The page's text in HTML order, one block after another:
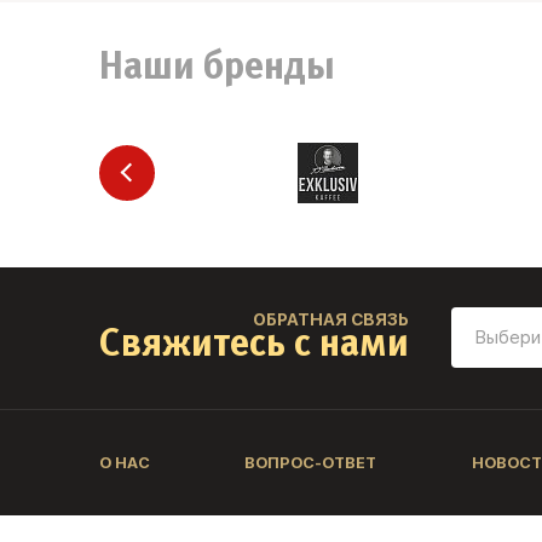
Наши бренды
ОБРАТНАЯ СВЯЗЬ
Свяжитесь с нами
О НАС ВОПРОС-ОТВЕТ